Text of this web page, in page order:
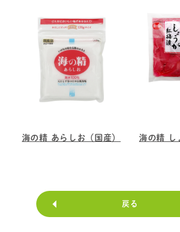
海の精 あらしお（国産）
海の精 し
戻る